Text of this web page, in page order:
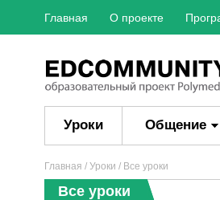
Главная О проекте
Уроки Общение
Главная / Уроки / Все уроки
Все уроки